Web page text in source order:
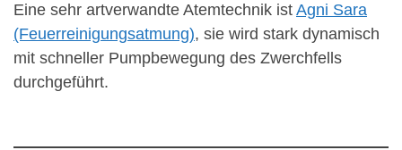
Eine sehr artverwandte Atemtechnik ist Agni Sara
(Feuerreinigungsatmung), sie wird stark dynamisch
mit schneller Pumpbewegung des Zwerchfells
durchgeführt.